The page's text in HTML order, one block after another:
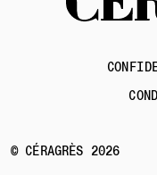
© CÉRAGRÈS 2026